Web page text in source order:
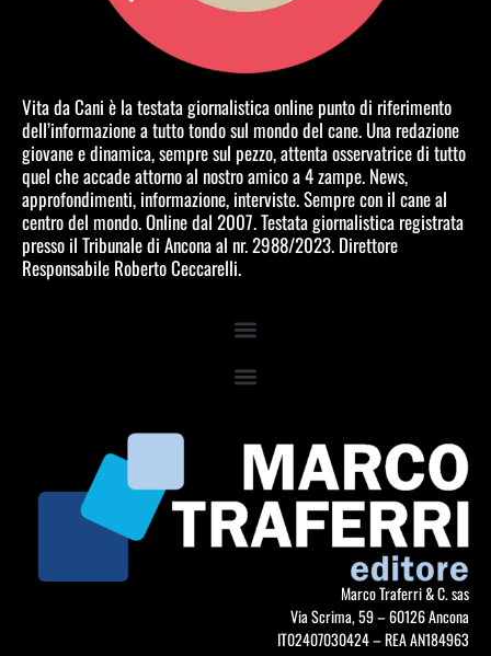
Vita da Cani è la testata giornalistica online punto di riferimento
dell’informazione a tutto tondo sul mondo del cane. Una redazione
giovane e dinamica, sempre sul pezzo, attenta osservatrice di tutto
quel che accade attorno al nostro amico a 4 zampe. News,
approfondimenti, informazione, interviste. Sempre con il cane al
centro del mondo. Online dal 2007. Testata giornalistica registrata
presso il Tribunale di Ancona al nr. 2988/2023. Direttore
Responsabile Roberto Ceccarelli.
Marco Traferri & C. sas
Via Scrima, 59 – 60126 Ancona
IT02407030424 – REA AN184963